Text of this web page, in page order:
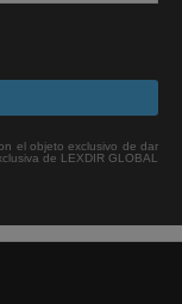
el objeto exclusivo de dar
de LEXDIR GLOBAL